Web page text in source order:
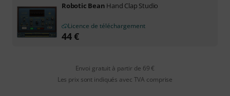
Robotic Bean Hand Clap Studio
Licence de téléchargement
44€
Envoi gratuit à partir de 69 €
Les prix sont indiqués avec TVA comprise